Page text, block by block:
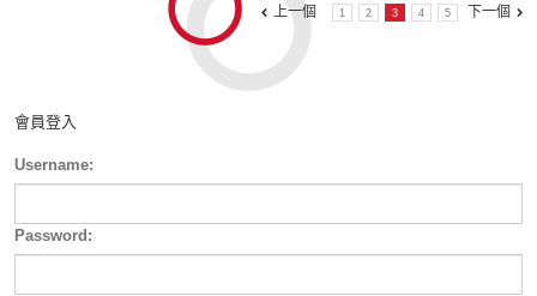
上一個 1 2 3 4 5 下一個
會員登入
Username:
Password: